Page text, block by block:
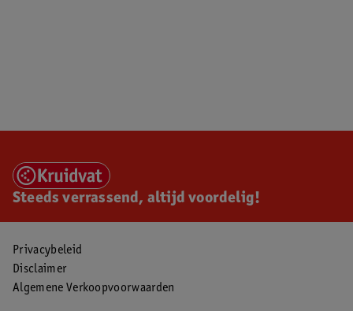
Steeds verrassend, altijd voordelig!
Privacybeleid
Disclaimer
Algemene Verkoopvoorwaarden